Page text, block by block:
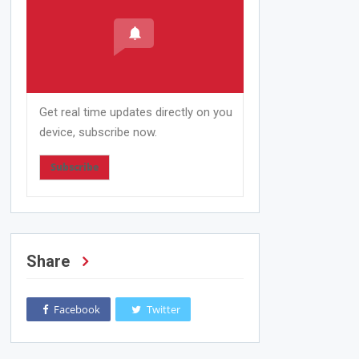
Get real time updates directly on you
device, subscribe now.
Subscribe
Share
Facebook Twitter